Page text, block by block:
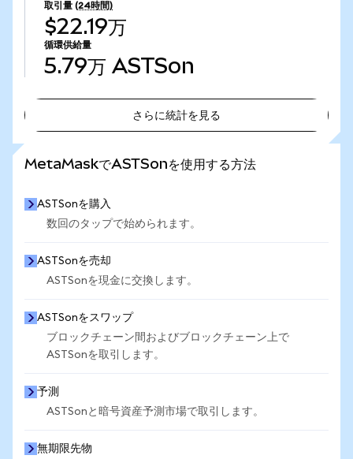
取引量 (24時間)
$22.19万
循環供給量
5.79万 ASTSon
さらに統計を見る
MetaMaskでASTSonを使用する方法
ASTSonを購入
数回のタップで始められます。
ASTSonを売却
ASTSonを現金に交換します。
ASTSonをスワップ
ブロックチェーン間およびブロックチェーン上で
ASTSonを取引します。
予測
ASTSonと暗号資産予測市場で取引します。
無期限先物